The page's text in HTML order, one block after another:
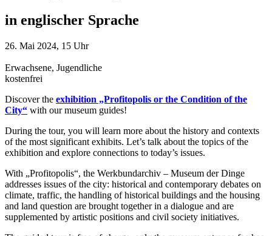
in englischer Sprache
26. Mai 2024, 15 Uhr
Erwachsene, Jugendliche
kostenfrei
Discover the exhibition „Profitopolis or the Condition of the
City“ with our museum guides!
During the tour, you will learn more about the history and contexts
of the most significant exhibits. Let’s talk about the topics of the
exhibition and explore connections to today’s issues.
With „Profitopolis“, the Werkbundarchiv – Museum der Dinge
addresses issues of the city: historical and contemporary debates on
climate, traffic, the handling of historical buildings and the housing
and land question are brought together in a dialogue and are
supplemented by artistic positions and civil society initiatives.